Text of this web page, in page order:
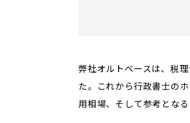
弊社オルトベースは、税
た。これから行政書士の
用相場、そして参考とな